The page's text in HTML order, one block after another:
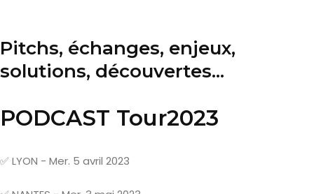
Pitchs, échanges, enjeux,
solutions, découvertes...
PODCAST Tour2023
✅ LYON - Mer. 5 avril 2023